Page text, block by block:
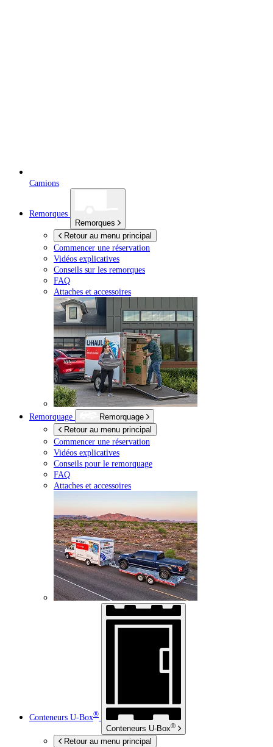
Camions
Remorques
Remorques
Retour au menu principal
Commencer une réservation
Vidéos explicatives
Conseils sur les remorques
FAQ
Attaches et accessoires
Remorquage
Remorquage
Retour au menu principal
Commencer une réservation
Vidéos explicatives
Conseils pour le remorquage
FAQ
Attaches et accessoires
Conteneurs U-Box®
Conteneurs U-Box®
Retour au menu principal